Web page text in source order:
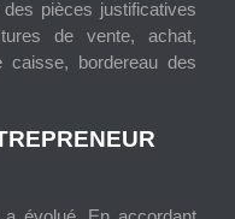
pièces justificatives
de vente, achat,
caisse, bordereau des